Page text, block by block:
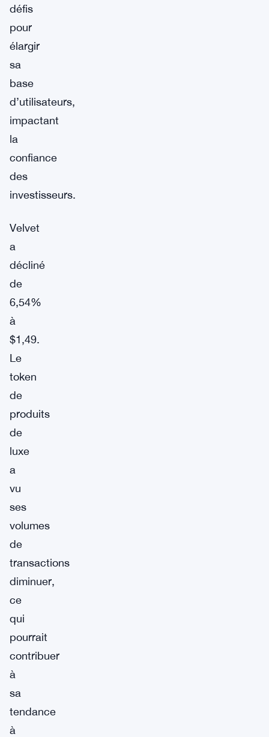
défis
pour
élargir
sa
base
d’utilisateurs,
impactant
la
confiance
des
investisseurs.
Velvet
a
décliné
de
6,54%
à
$1,49.
Le
token
de
produits
de
luxe
a
vu
ses
volumes
de
transactions
diminuer,
ce
qui
pourrait
contribuer
à
sa
tendance
à